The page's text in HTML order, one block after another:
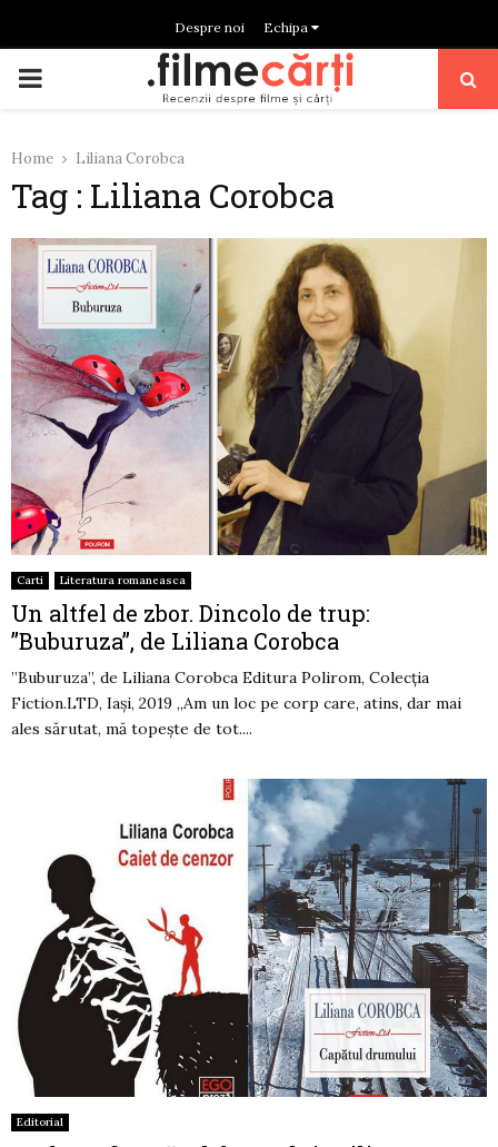
Despre noi Echipa
PRIMARY
Home Liliana Corobca
Tag : Liliana Corobca
Carti Literatura romaneasca
Un altfel de zbor. Dincolo de trup:
”Buburuza”, de Liliana Corobca
”Buburuza”, de Liliana Corobca Editura Polirom, Colecția
Fiction.LTD, Iași, 2019 „Am un loc pe corp care, atins, dar mai
ales sărutat, mă topește de tot....
Editorial